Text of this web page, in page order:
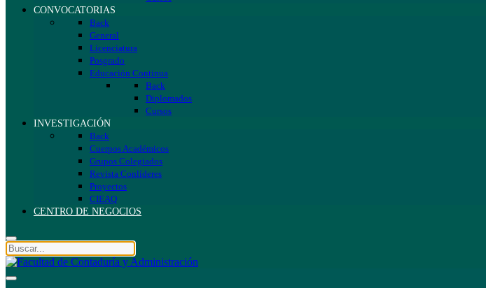
CONVOCATORIAS
Back
General
Licenciatura
Posgrado
Educación Continua
Back
Diplomados
Cursos
INVESTIGACIÓN
Back
Cuerpos Académicos
Grupos Colegiados
Revista Conlíderes
Proyectos
CIEAQ
CENTRO DE NEGOCIOS